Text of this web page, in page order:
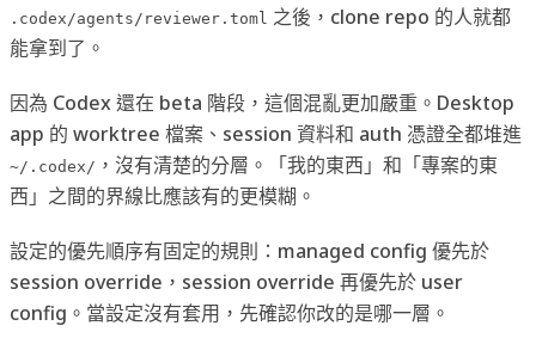
.codex/agents/reviewer.toml 之後，clone repo 的人就都
能拿到了。
因為 Codex 還在 beta 階段，這個混亂更加嚴重。Desktop
app 的 worktree 檔案、session 資料和 auth 憑證全都堆進
~/.codex/ ，沒有清楚的分層。「我的東西」和「專案的東
西」之間的界線比應該有的更模糊。
設定的優先順序有固定的規則：managed config 優先於
session override，session override 再優先於 user
config。當設定沒有套用，先確認你改的是哪一層。